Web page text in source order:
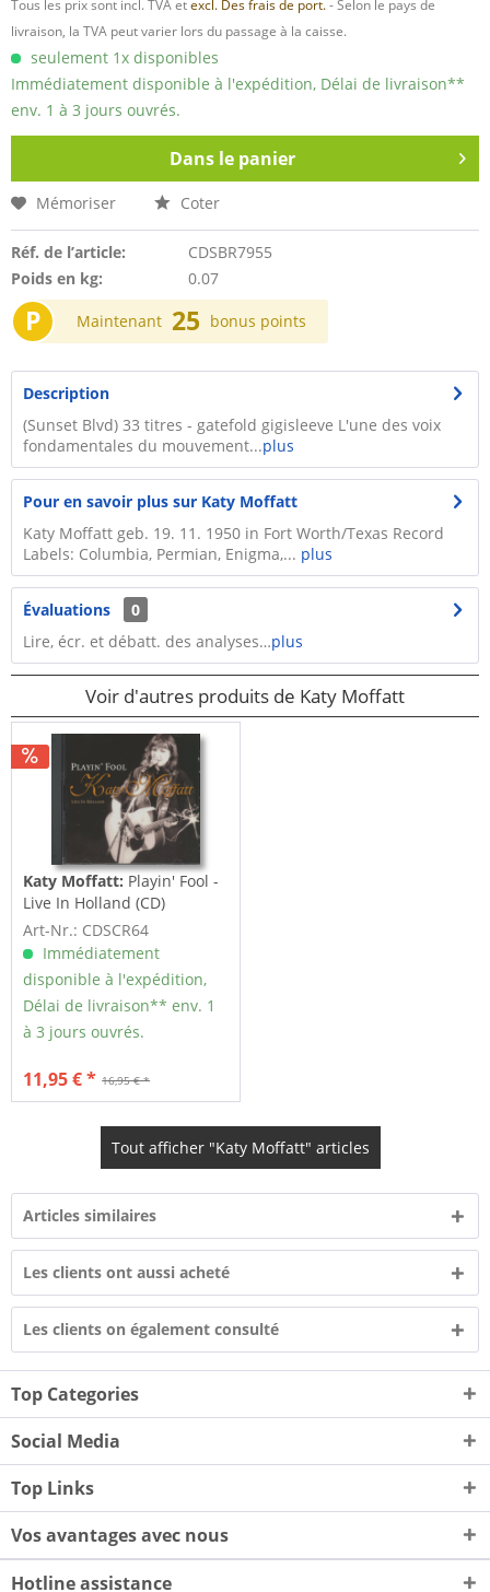
Tous les prix sont incl. TVA etexcl. Des frais de port.- Selon le pays de
livraison, la TVA peut varier lors du passage à la caisse.
seulement 1x disponibles
Immédiatement disponible à l'expédition, Délai de livraison**
env. 1 à 3 jours ouvrés.
Dans le panier
Mémoriser Coter
Réf. de l’article:
CDSBR7955
Poids en kg:
0.07
P Maintenant 25 bonus points
Description
(Sunset Blvd) 33 titres - gatefold gigisleeve L'une des voix
fondamentales du mouvement...plus
Pour en savoir plus sur Katy Moffatt
Katy Moffatt geb. 19. 11. 1950 in Fort Worth/Texas Record
Labels: Columbia, Permian, Enigma,... plus
Évaluations
0
Lire, écr. et débatt. des analyses…plus
Voir d'autres produits de Katy Moffatt
Katy Moffatt: Playin' Fool -
Live In Holland (CD)
Art-Nr.: CDSCR64
Immédiatement
disponible à l'expédition,
Délai de livraison** env. 1
à 3 jours ouvrés.
16,95 € *
11,95 € *
Tout afficher "Katy Moffatt" articles
Articles similaires
Les clients ont aussi acheté
Les clients on également consulté
Top Categories
Social Media
Top Links
Vos avantages avec nous
Hotline assistance